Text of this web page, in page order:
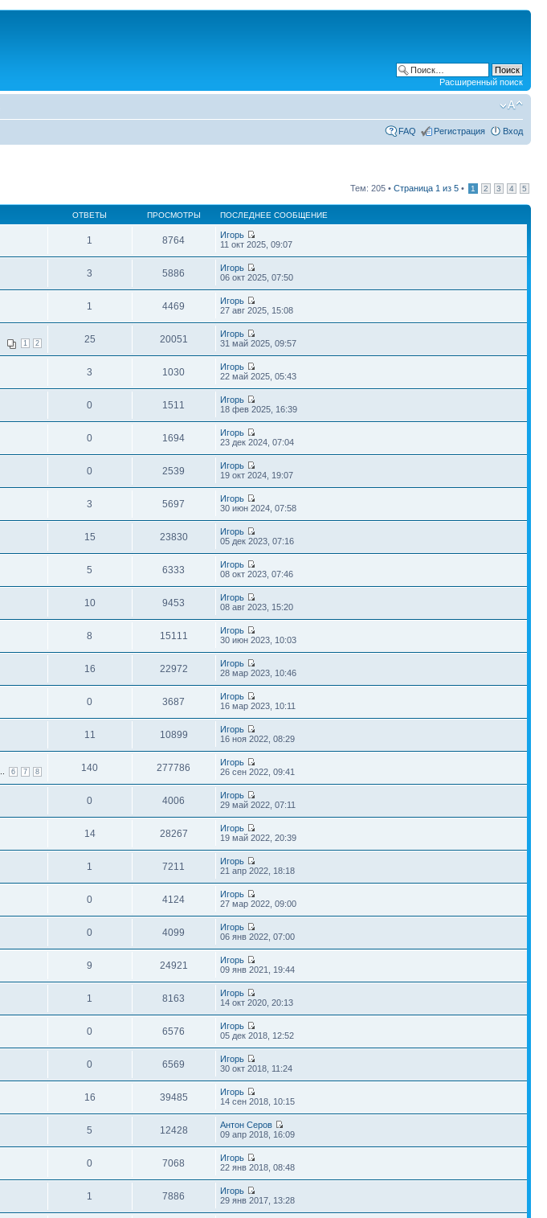
Расширенный поиск
FAQ Регистрация Вход
Тем: 205 • Страница 1 из 5 • 1 2 3 4 5
ОТВЕТЫ ПРОСМОТРЫ ПОСЛЕДНЕЕ СООБЩЕНИЕ
1 8764
Игорь
11 окт 2025, 09:07
3 5886
Игорь
06 окт 2025, 07:50
1 4469
Игорь
27 авг 2025, 15:08
1 2 25 20051
Игорь
31 май 2025, 09:57
3 1030
Игорь
22 май 2025, 05:43
0 1511
Игорь
18 фев 2025, 16:39
0 1694
Игорь
23 дек 2024, 07:04
0 2539
Игорь
19 окт 2024, 19:07
3 5697
Игорь
30 июн 2024, 07:58
15 23830
Игорь
05 дек 2023, 07:16
5 6333
Игорь
08 окт 2023, 07:46
10 9453
Игорь
08 авг 2023, 15:20
8 15111
Игорь
30 июн 2023, 10:03
16 22972
Игорь
28 мар 2023, 10:46
0 3687
Игорь
16 мар 2023, 10:11
11 10899
Игорь
16 ноя 2022, 08:29
6 7 8 140 277786
Игорь
26 сен 2022, 09:41
0 4006
Игорь
29 май 2022, 07:11
14 28267
Игорь
19 май 2022, 20:39
1 7211
Игорь
21 апр 2022, 18:18
0 4124
Игорь
27 мар 2022, 09:00
0 4099
Игорь
06 янв 2022, 07:00
9 24921
Игорь
09 янв 2021, 19:44
1 8163
Игорь
14 окт 2020, 20:13
0 6576
Игорь
05 дек 2018, 12:52
0 6569
Игорь
30 окт 2018, 11:24
16 39485
Игорь
14 сен 2018, 10:15
5 12428
Антон Серов
09 апр 2018, 16:09
0 7068
Игорь
22 янв 2018, 08:48
1 7886
Игорь
29 янв 2017, 13:28